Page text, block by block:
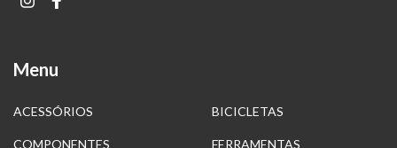
Menu
ACESSÓRIOS BICICLETAS
COMPONENTES FERRAMENTAS